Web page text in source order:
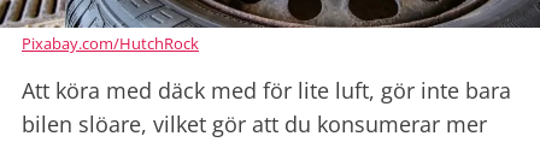
Pixabay.com/HutchRock
Att köra med däck med för lite luft, gör inte bara
bilen slöare, vilket gör att du konsumerar mer